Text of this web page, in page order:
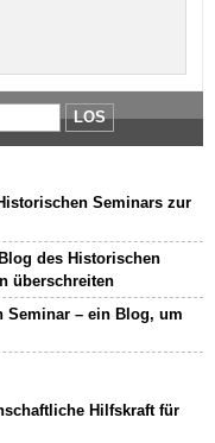
LOS
Seminars zur
des Historischen
überschreiten
Seminar – ein Blog, um
Hilfskraft für